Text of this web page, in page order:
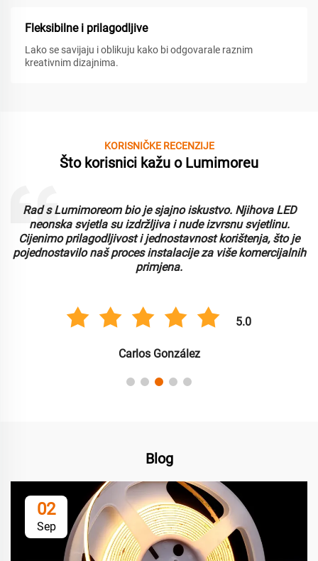
Fleksibilne i prilagodljive
Lako se savijaju i oblikuju kako bi odgovarale raznim
kreativnim dizajnima.
KORISNIČKE RECENZIJE
Što korisnici kažu o Lumimoreu
Rad s Lumimoreom bio je sjajno iskustvo. Njihova LED
neonska svjetla su izdržljiva i nude izvrsnu svjetlinu.
Cijenimo prilagodljivost i jednostavnost korištenja, što je
pojednostavilo naš proces instalacije za više komercijalnih
primjena.
5.0
Carlos González
Blog
02
Sep